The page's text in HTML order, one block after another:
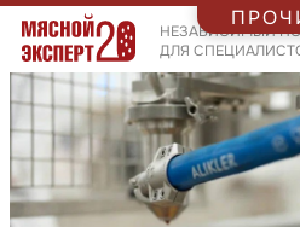
НЕЗАВИСИМЫЙ
ДЛЯ